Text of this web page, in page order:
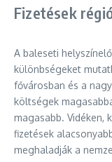
Fizetések
A baleseti
különbségeket
fővárosban és a
költségek
magasabb. Vidéken,
fizetések
meghaladják a